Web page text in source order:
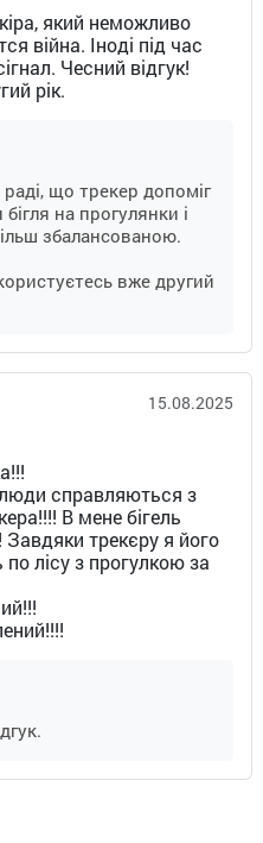
який неможливо
війна. Іноді під час
Чесний відгук!
рік.
що трекер допоміг
на прогулянки і
збалансованою.
вже другий
15.08.2025
справляються з
В мене бігель
Завдяки трекєру я його
лісу з прогулкою за